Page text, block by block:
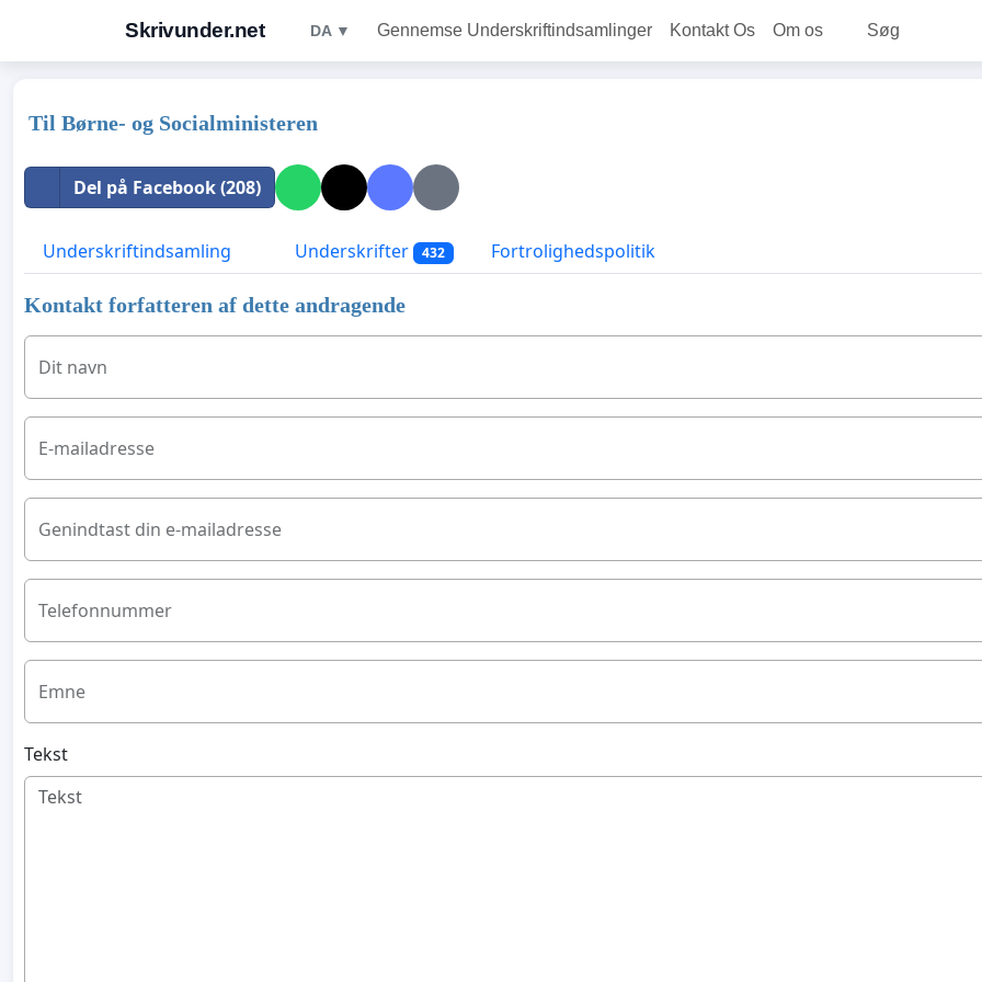
Skrivunder.net DA ▼ Gennemse Underskriftindsamlinger Kontakt Os Om os Søg
Til Børne- og Socialministeren
Del på Facebook (208)
Underskriftindsamling Underskrifter 432 Fortrolighedspolitik
Kontakt forfatteren af dette andragende
Dit navn
E-mailadresse
Genindtast din e-mailadresse
Telefonnummer
Emne
Tekst